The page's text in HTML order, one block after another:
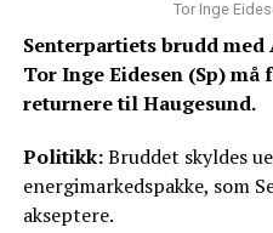
Tor Inge
Senterpartiets brudd
Tor Inge Eidesen (Sp)
returnere til Haugesund.
Politikk:Bruddet skyldes
energimarkedspakke, som
akseptere.